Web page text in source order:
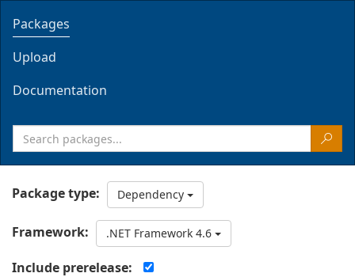
Packages
Upload
Documentation
Package type: Dependency
Framework: .NET Framework 4.6
Include prerelease: